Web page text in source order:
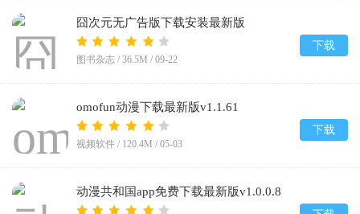
囧次元无广告版下载安装最新版
2026v1.5.8.0
图书杂志 / 36.5M / 09-22
下载
omofun动漫下载最新版v1.1.61
视频软件 / 120.4M / 05-03
下载
动漫共和国app免费下载最新版v1.0.0.8